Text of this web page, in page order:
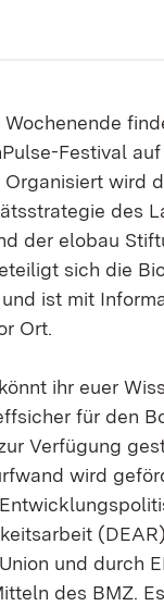
Festival
wird
des
der elobau
sich die
ist mit
Ort.
ihr euer
für den
Verfügung
wird
und durch
des BMZ.